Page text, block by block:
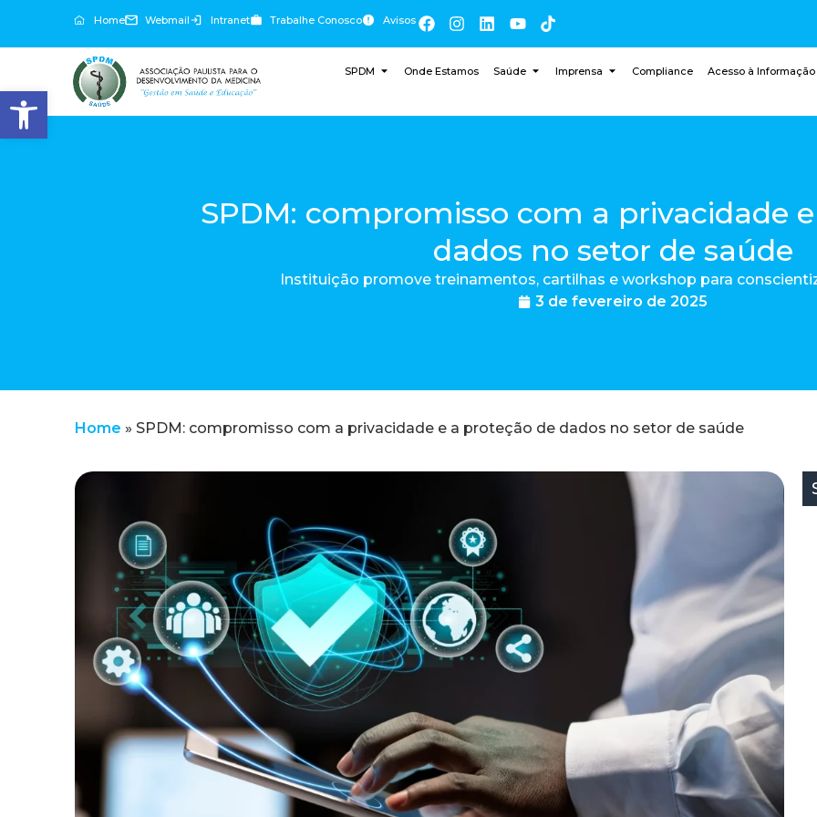
Abrir a barra de ferramentas
Home Webmail Intranet Trabalhe Conosco Avisos
SPDM Onde Estamos Saúde Imprensa Compliance Acesso à Informação
SPDM: compromisso com a privacidade
dados no setor de saúde
Instituição promove treinamentos, cartilhas e workshop para
3 de fevereiro de 2025
Home » SPDM: compromisso com a privacidade e a proteção de dados no setor de saúde